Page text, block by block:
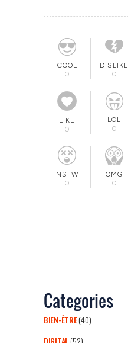
COOL
0
DISLIKE
0
LIKE
0
LOL
0
NSFW
0
OMG
0
Categories
BIEN-ÊTRE(40)